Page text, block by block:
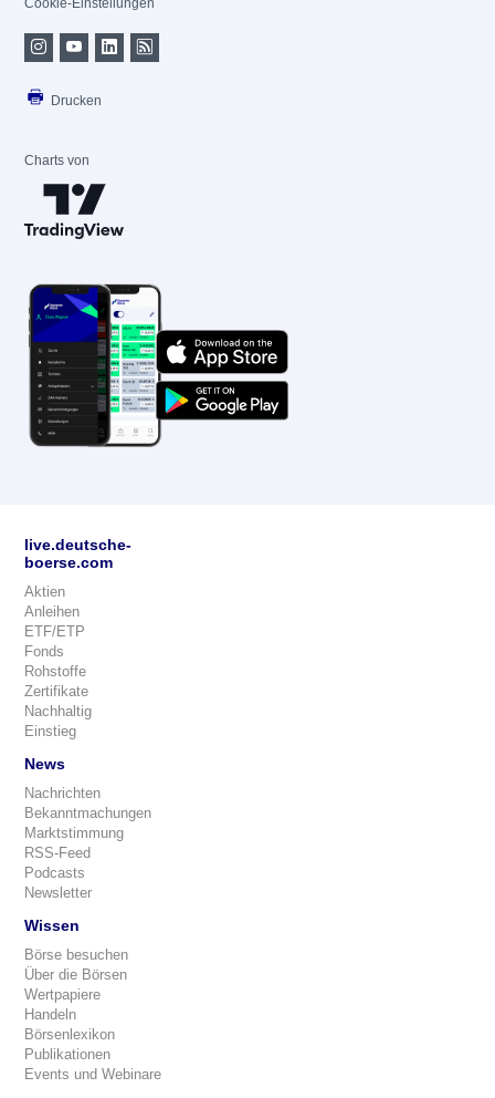
Cookie-Einstellungen
Drucken
Charts von
live.deutsche-
boerse.com
Aktien
Anleihen
ETF/ETP
Fonds
Rohstoffe
Zertifikate
Nachhaltig
Einstieg
News
Nachrichten
Bekanntmachungen
Marktstimmung
RSS-Feed
Podcasts
Newsletter
Wissen
Börse besuchen
Über die Börsen
Wertpapiere
Handeln
Börsenlexikon
Publikationen
Events und Webinare